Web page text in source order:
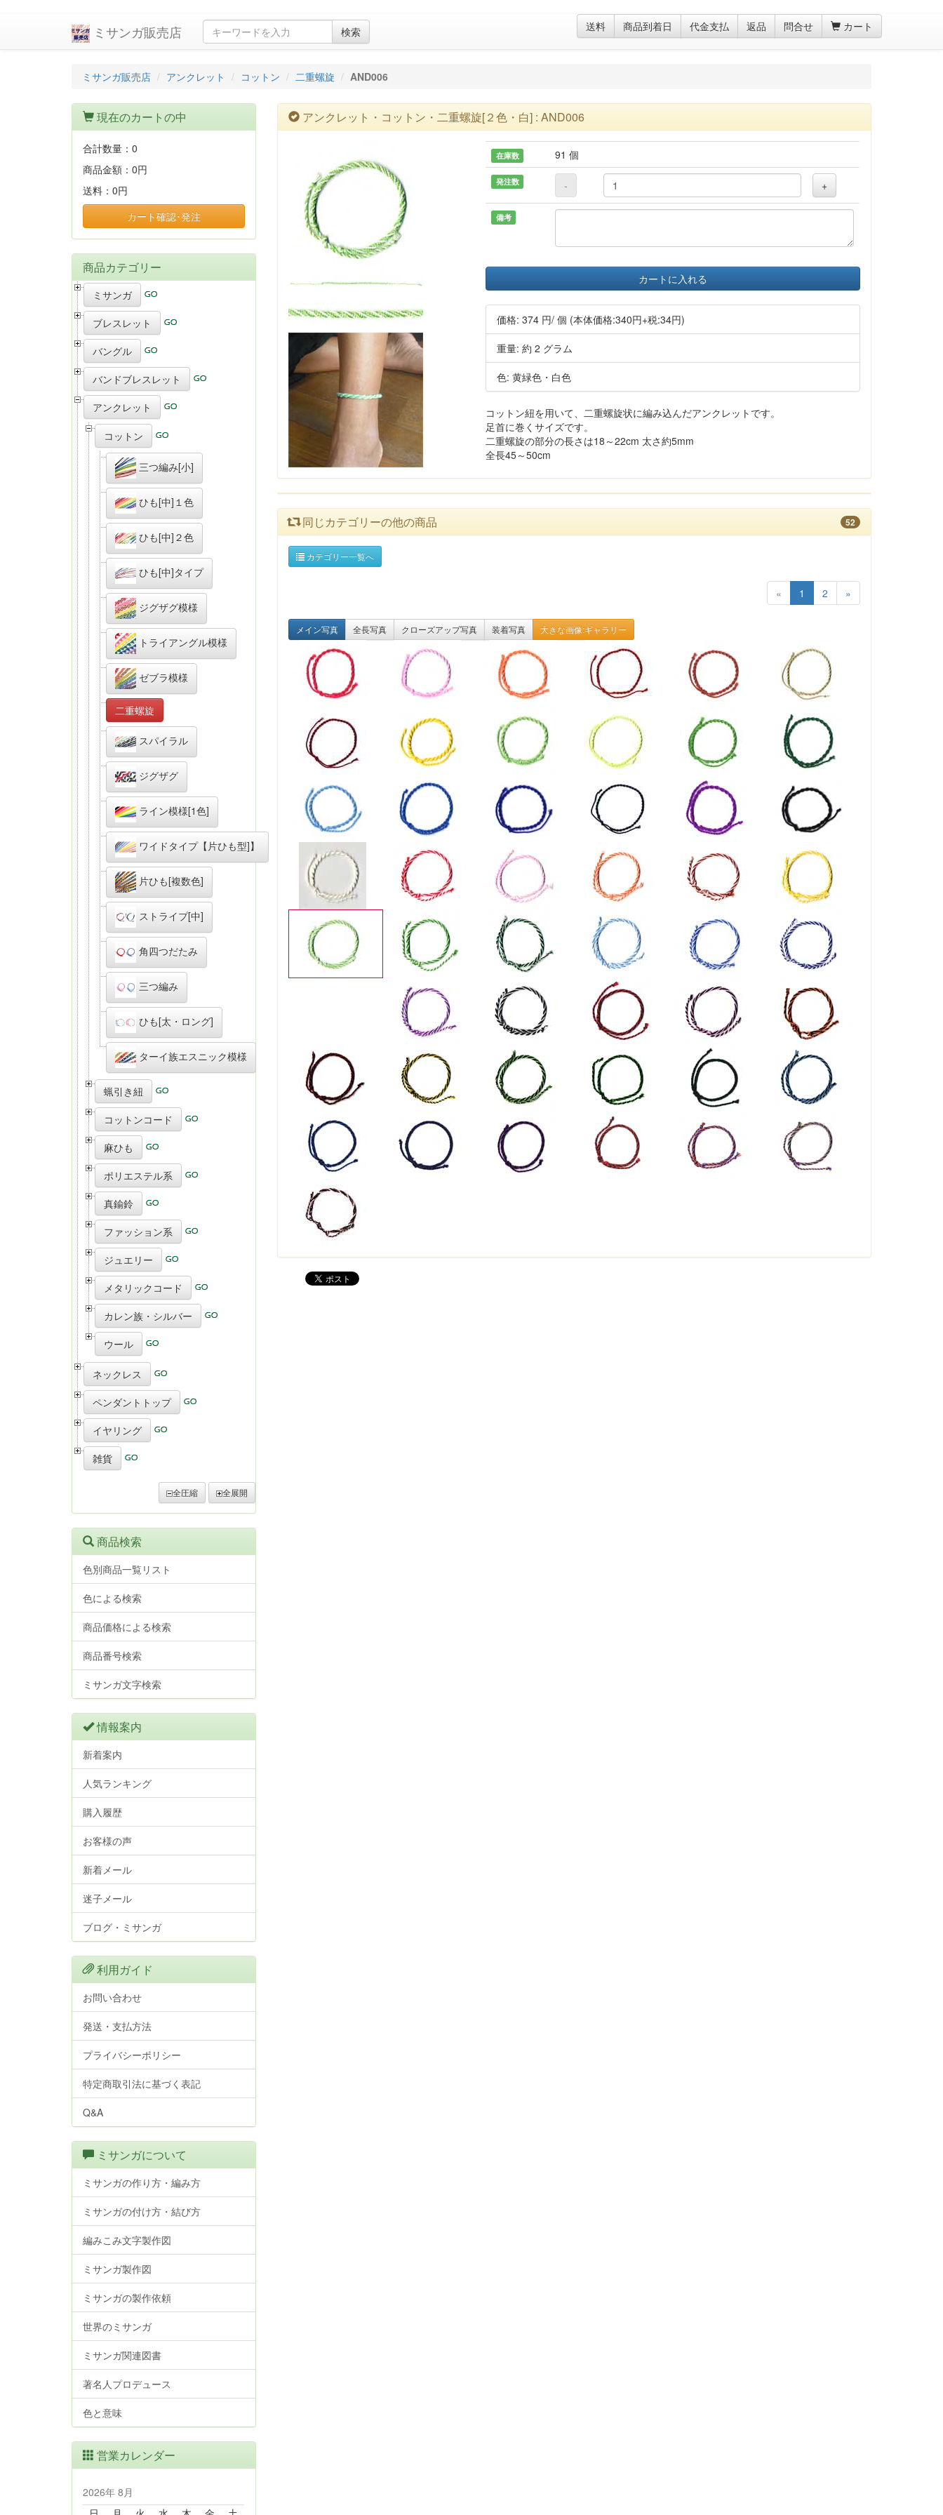
ミサンガ販売店 検索 送料 商品到着日 代金支払 返品 問合せ カート
ミサンガ販売店 アンクレット コットン 二重螺旋 AND006
アンクレット・コットン・二重螺旋[２色・白] : AND006
在庫数 91 個
発注数 - +
備考
カートに入れる
価格:374 円/ 個 (本体価格:340円+税:34円)
重量: 約 2 グラム
色: 黄緑色・白色
コットン紐を用いて、二重螺旋状に編み込んだアンクレットです。
足首に巻くサイズです。
二重螺旋の部分の長さは18～22cm 太さ約5mm
全長45～50cm
同じカテゴリーの他の商品 52
カテゴリー一覧へ
« 1 2 »
メイン写真 全長写真 クローズアップ写真 装着写真 大きな画像:ギャラリー
現在のカートの中
合計数量： 0
商品金額： 0円
送料： 0円
カート確認･発注
商品カテゴリー
ミサンガ
ブレスレット
バングル
バンドブレスレット
アンクレット
コットン
三つ編み[小]
ひも[中]１色
ひも[中]２色
ひも[中]タイプ
ジグザグ模様
トライアングル模様
ゼブラ模様
二重螺旋
スパイラル
ジグザグ
ライン模様[1色]
ワイドタイプ【片ひも型]】
片ひも[複数色]
ストライプ[中]
角四つだたみ
三つ編み
ひも[太・ロング]
ターイ族エスニック模様
蝋引き紐
コットンコード
麻ひも
ポリエステル系
真鍮鈴
ファッション系
ジュエリー
メタリックコード
カレン族・シルバー
ウール
ネックレス
ペンダントトップ
イヤリング
雑貨
全圧縮 全展開
商品検索
色別商品一覧リスト
色による検索
商品価格による検索
商品番号検索
ミサンガ文字検索
情報案内
新着案内
人気ランキング
購入履歴
お客様の声
新着メール
迷子メール
ブログ・ミサンガ
利用ガイド
お問い合わせ
発送・支払方法
プライバシーポリシー
特定商取引法に基づく表記
Q&A
ミサンガについて
ミサンガの作り方・編み方
ミサンガの付け方・結び方
編みこみ文字製作図
ミサンガ製作図
ミサンガの製作依頼
世界のミサンガ
ミサンガ関連図書
著名人プロデュース
色と意味
営業カレンダー
2026年 8月